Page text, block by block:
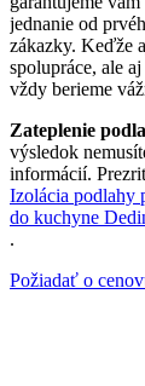
jednanie od
zákazky. Keďže
spolupráce, ale
vždy berieme
Zateplenie
výsledok
informácií.
Izolácia podlahy
do kuchyne
.
Požiadať o